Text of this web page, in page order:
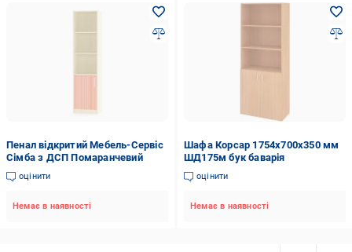
Пенал відкритий Мебель-Сервіс
Сімба з ДСП Помаранчевий
оцінити
Немає в наявності
Шафа Корсар 1754x700x350 мм
ШД175м бук баварія
оцінити
Немає в наявності